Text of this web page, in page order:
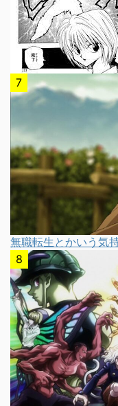
無職転生とかいう気